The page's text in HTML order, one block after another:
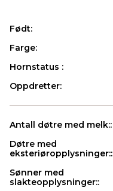
Født:
Farge:
Hornstatus :
Oppdretter:
Antall døtre med melk::
Døtre med
eksteriøropplysninger::
Sønner med
slakteopplysninger::